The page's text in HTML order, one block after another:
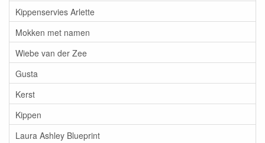
Kippenservies Arlette
Mokken met namen
Wiebe van der Zee
Gusta
Kerst
Kippen
Laura Ashley Blueprint